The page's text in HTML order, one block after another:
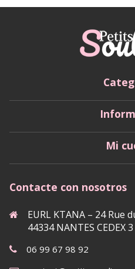
Mi
Contacte con nosotros
EURL KTANA – 24 Rue
44334 NANTES CEDEX
06 99 67 98 92